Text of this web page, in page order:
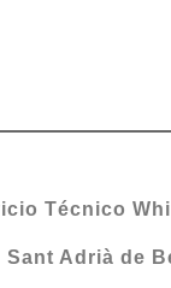
Técnico
Sant Adrià de